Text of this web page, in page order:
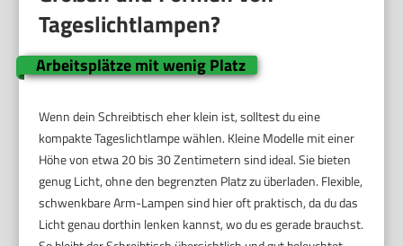
Tageslichtlampen?
Arbeitsplätze mit wenig Platz
Wenn dein Schreibtisch eher klein ist, solltest du eine
kompakte Tageslichtlampe wählen. Kleine Modelle mit einer
Höhe von etwa 20 bis 30 Zentimetern sind ideal. Sie bieten
genug Licht, ohne den begrenzten Platz zu überladen. Flexible,
schwenkbare Arm-Lampen sind hier oft praktisch, da du das
Licht genau dorthin lenken kannst, wo du es gerade brauchst.